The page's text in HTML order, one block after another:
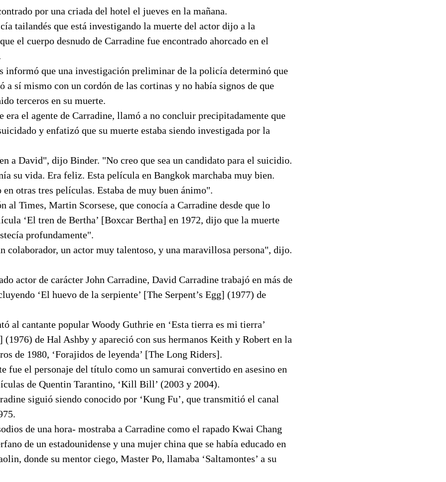
por una criada del hotel el jueves en la mañana.
tailandés que está investigando la muerte del actor dijo a la
el cuerpo desnudo de Carradine fue encontrado ahorcado en el
informó que una investigación preliminar de la policía determinó que
a sí mismo con un cordón de las cortinas y no había signos de que
terceros en su muerte.
era el agente de Carradine, llamó a no concluir precipitadamente que
y enfatizó que su muerte estaba siendo investigada por la
a David", dijo Binder. "No creo que sea un candidato para el suicidio.
su vida. Era feliz. Esta película en Bangkok marchaba muy bien.
en otras tres películas. Estaba de muy buen ánimo".
al Times, Martin Scorsese, que conocía a Carradine desde que lo
‘El tren de Bertha’ [Boxcar Bertha] en 1972, dijo que la muerte
profundamente".
colaborador, un actor muy talentoso, y una maravillosa persona", dijo.
actor de carácter John Carradine, David Carradine trabajó en más de
‘El huevo de la serpiente’ [The Serpent’s Egg] (1977) de
al cantante popular Woody Guthrie en ‘Esta tierra es mi tierra’
de Hal Ashby y apareció con sus hermanos Keith y Robert en la
de 1980, ‘Forajidos de leyenda’ [The Long Riders].
fue el personaje del título como un samurai convertido en asesino en
de Quentin Tarantino, ‘Kill Bill’ (2003 y 2004).
siguió siendo conocido por ‘Kung Fu’, que transmitió el canal
de una hora- mostraba a Carradine como el rapado Kwai Chang
de un estadounidense y una mujer china que se había educado en
donde su mentor ciego, Master Po, llamaba ‘Saltamontes’ a su